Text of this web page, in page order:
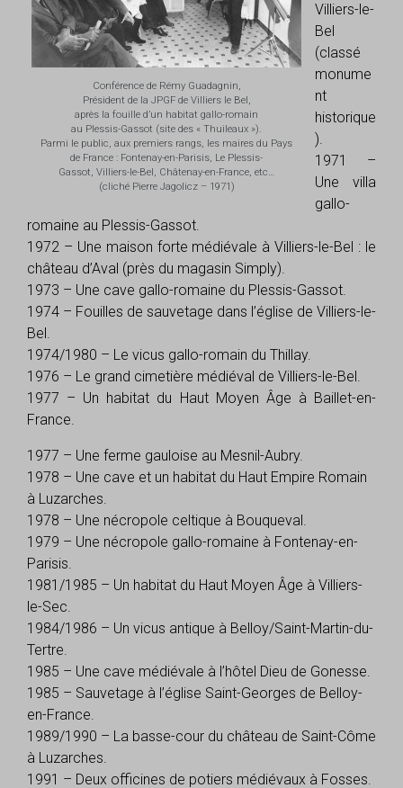
Conférence de Rémy Guadagnin,
Président de la JPGF de Villiers le Bel,
après la fouille d’un habitat gallo-romain
au Plessis-Gassot (site des « Thuileaux »).
Parmi le public, aux premiers rangs, les maires du Pays
de France : Fontenay-en-Parisis, Le Plessis-
Gassot, Villiers-le-Bel, Châtenay-en-France, etc…
(cliché Pierre Jagolicz – 1971)
Villiers-le-
Bel
(classé
monume
nt
historique
).
1971 –
Une villa
gallo-
romaine au Plessis-Gassot.
1972 – Une maison forte médiévale à Villiers-le-Bel : le
château d’Aval (près du magasin Simply).
1973 – Une cave gallo-romaine du Plessis-Gassot.
1974 – Fouilles de sauvetage dans l’église de Villiers-le-
Bel.
1974/1980 – Le vicus gallo-romain du Thillay.
1976 – Le grand cimetière médiéval de Villiers-le-Bel.
1977 – Un habitat du Haut Moyen Âge à Baillet-en-
France.
1977 – Une ferme gauloise au Mesnil-Aubry.
1978 – Une cave et un habitat du Haut Empire Romain
à Luzarches.
1978 – Une nécropole celtique à Bouqueval.
1979 – Une nécropole gallo-romaine à Fontenay-en-
Parisis.
1981/1985 – Un habitat du Haut Moyen Âge à Villiers-
le-Sec.
1984/1986 – Un vicus antique à Belloy/Saint-Martin-du-
Tertre.
1985 – Une cave médiévale à l’hôtel Dieu de Gonesse.
1985 – Sauvetage à l’église Saint-Georges de Belloy-
en-France.
1989/1990 – La basse-cour du château de Saint-Côme
à Luzarches.
1991 – Deux officines de potiers médiévaux à Fosses.